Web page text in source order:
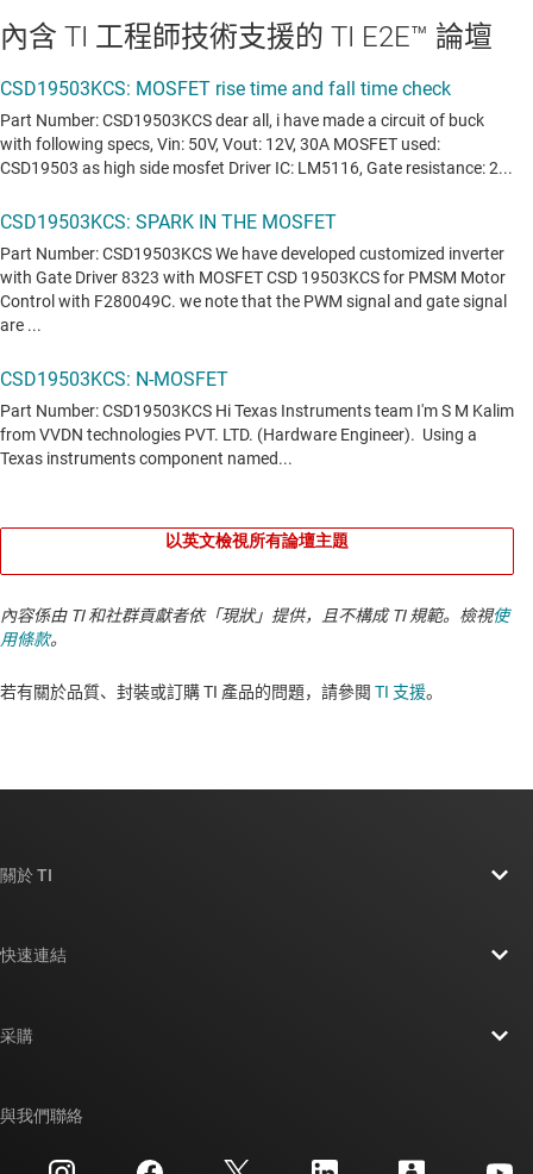
內含 TI 工程師技術支援的 TI E2E™ 論壇
以英文檢視所有論壇主題
內容係由 TI 和社群貢獻者依「現狀」提供，且不構成 TI 規範。檢視使
用條款。
若有關於品質、封裝或訂購 TI 產品的問題，請參閱 TI 支援。​​​​​​​​​​​​​​
關於 TI
快速連結
交互參考搜索
客戶支援中心
采購
與我們聯絡